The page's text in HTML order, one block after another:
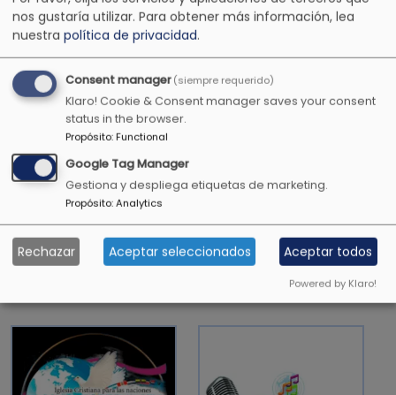
pureza.
1 Timoteo 4:12
Todavía darán fruto en la vejez, serán gordos y
florecientes
Salmos 92:14
OTRAS EMISORAS CRISTIANAS
nos gustaría utilizar. Para obtener más información, lea
nuestra política de privacidad.
Consent manager(siempre requerido)
Klaro! Cookie & Consent manager saves your consent
status in the browser.
Propósito:Functional
Google Tag Manager
Gestiona y despliega etiquetas de marketing.
Propósito:Analytics
Rechazar Aceptar seleccionados Aceptar todos
Powered by Klaro!